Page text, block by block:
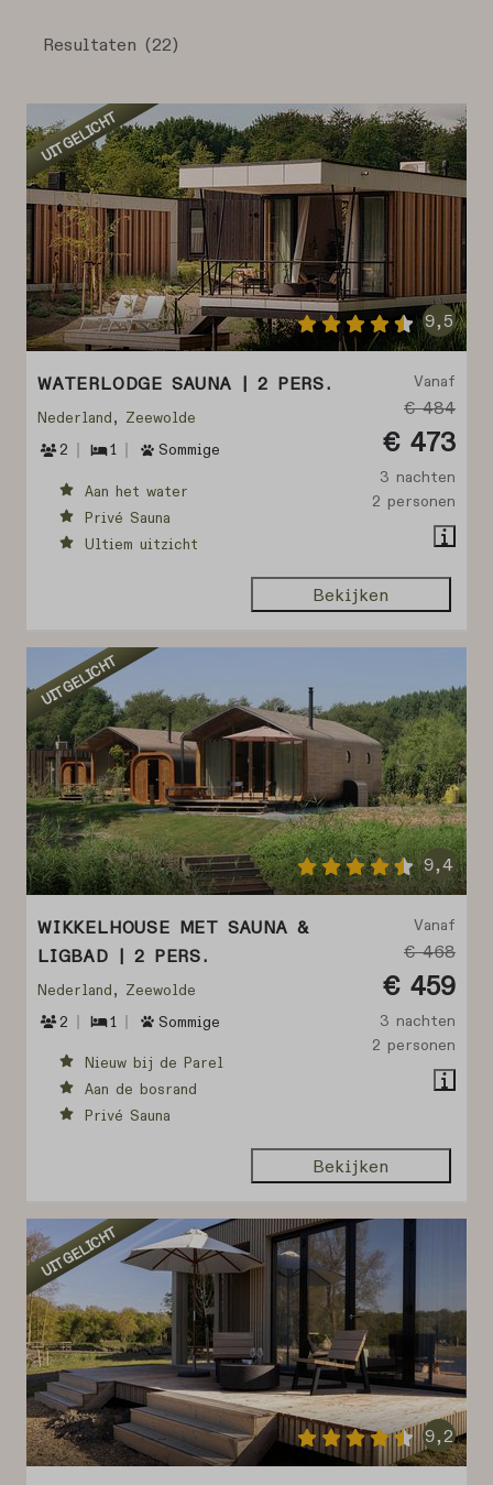
Resultaten (22)
UITGELICHT
9,5
Vanaf
€ 484
€ 473
3 nachten
2 personen
WATERLODGE SAUNA | 2 PERS.
Nederland, Zeewolde
2
1 Sommige
Aan het water
Privé Sauna
Ultiem uitzicht
Bekijken
UITGELICHT
9,4
Vanaf
€ 468
€ 459
3 nachten
2 personen
WIKKELHOUSE MET SAUNA &
LIGBAD | 2 PERS.
Nederland, Zeewolde
2
1 Sommige
Nieuw bij de Parel
Aan de bosrand
Privé Sauna
Bekijken
UITGELICHT
9,2